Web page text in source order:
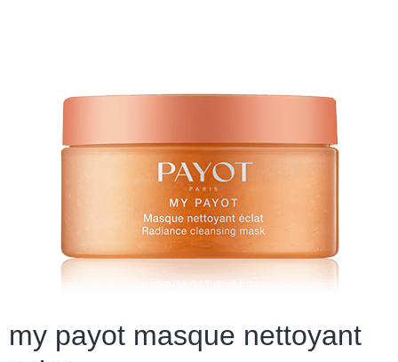
my payot masque nettoyant